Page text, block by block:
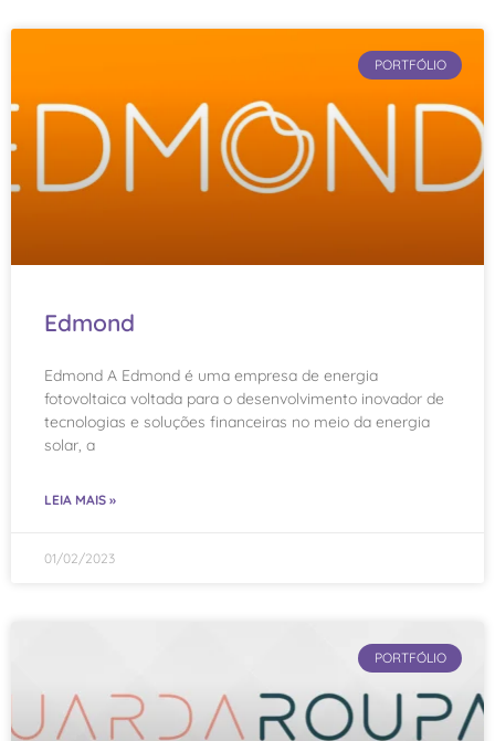
PORTFÓLIO
Edmond
Edmond A Edmond é uma empresa de energia
fotovoltaica voltada para o desenvolvimento inovador de
tecnologias e soluções financeiras no meio da energia
solar, a
LEIA MAIS »
01/02/2023
PORTFÓLIO